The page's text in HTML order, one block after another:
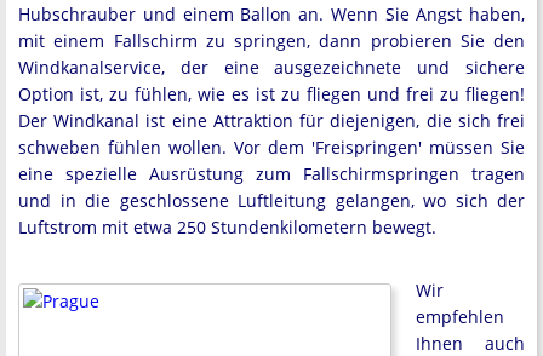
Hubschrauber und einem Ballon an. Wenn Sie Angst haben,
mit einem Fallschirm zu springen, dann probieren Sie den
Windkanalservice, der eine ausgezeichnete und sichere
Option ist, zu fühlen, wie es ist zu fliegen und frei zu fliegen!
Der Windkanal ist eine Attraktion für diejenigen, die sich frei
schweben fühlen wollen. Vor dem 'Freispringen' müssen Sie
eine spezielle Ausrüstung zum Fallschirmspringen tragen
und in die geschlossene Luftleitung gelangen, wo sich der
Luftstrom mit etwa 250 Stundenkilometern bewegt.
Wir
empfehlen
Ihnen auch